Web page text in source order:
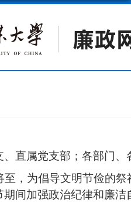
直属党支部；各部门、
至，为倡导文明节俭的
间加强政治纪律和廉洁